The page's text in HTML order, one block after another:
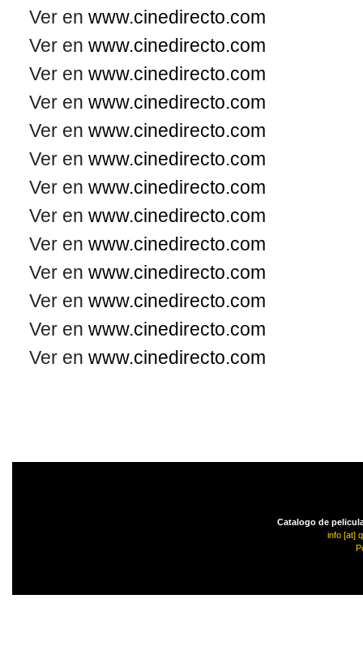
Ver en www.cinedirecto.com
Ver en www.cinedirecto.com
Ver en www.cinedirecto.com
Ver en www.cinedirecto.com
Ver en www.cinedirecto.com
Ver en www.cinedirecto.com
Ver en www.cinedirecto.com
Ver en www.cinedirecto.com
Ver en www.cinedirecto.com
Ver en www.cinedirecto.com
Ver en www.cinedirecto.com
Ver en www.cinedirecto.com
Ver en www.cinedirecto.com
Catalogo de
info [at]